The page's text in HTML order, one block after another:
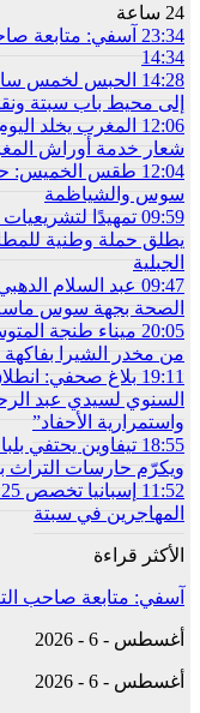
24 ساعة
23:34 آسفي: متابعة
14:34
14:28 الحبس لخمس
إلى محيط باب سبتة
12:06 المغرب يخلد
شعار خدمة أوراش المغرب
12:04 طقس الخميس:
سوس والشياظمة
09:59
يطلق حملة وطنية
الجبلية
09:47 عبد السلام
الصحة بجهة سوس
20:05
من مخدر الشيرا بفاكهة
19:11 بلاغ صحفي:
السنوي لسيدي عبد
واستمرارية الأحفاد”
18:55 تيفاوين يحتفي
ويكرّم حارسات التراث
11:52
المهاجرين في سبتة
الأكثر قراءة
آسفي: متابعة صاحب
أغسطس - 6 - 2026
أغسطس - 6 - 2026